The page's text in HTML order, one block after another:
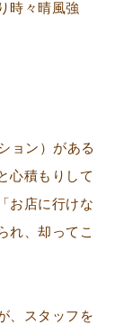
時々晴風強
ョン）がある
心積もりして
お店に行けな
れ、却ってこ
、スタッフを